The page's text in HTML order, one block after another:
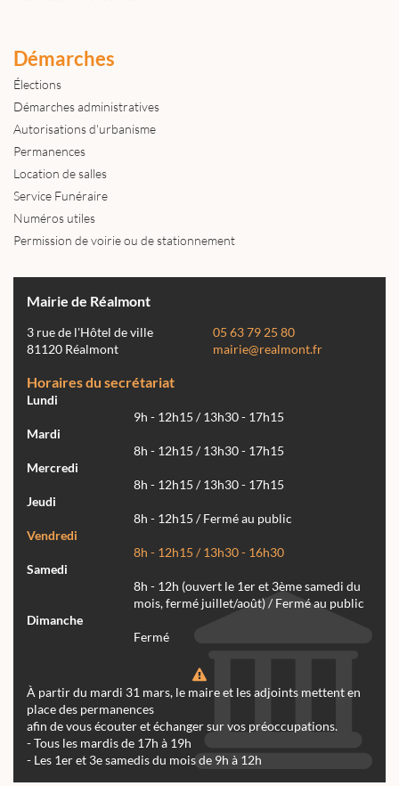
Démarches
Élections
Démarches administratives
Autorisations d'urbanisme
Permanences
Location de salles
Service Funéraire
Numéros utiles
Permission de voirie ou de stationnement
Mairie de Réalmont
3 rue de l'Hôtel de ville
81120 Réalmont
05 63 79 25 80
mairie@realmont.fr
Horaires du secrétariat
Lundi
9h - 12h15 / 13h30 - 17h15
Mardi
8h - 12h15 / 13h30 - 17h15
Mercredi
8h - 12h15 / 13h30 - 17h15
Jeudi
8h - 12h15 / Fermé au public
Vendredi
8h - 12h15 / 13h30 - 16h30
Samedi
8h - 12h (ouvert le 1er et 3ème samedi du
mois, fermé juillet/août) / Fermé au public
Dimanche
Fermé
À partir du mardi 31 mars, le maire et les adjoints mettent en
place des permanences
afin de vous écouter et échanger sur vos préoccupations.
- Tous les mardis de 17h à 19h
- Les 1er et 3e samedis du mois de 9h à 12h